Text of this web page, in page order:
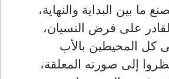
ما بين البداية والنهاية،
على فرض النسيان،
كل المحيطين بالأب
إلى صورته المعلقة،